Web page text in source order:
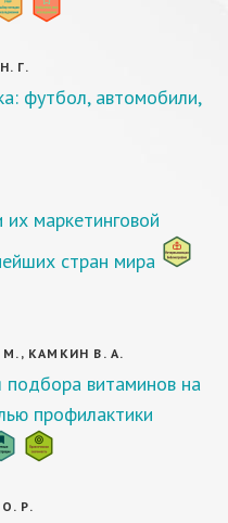
Г.
футбол, автомобили,
маркетинговой
стран мира
М., КАМКИН В. А.
витаминов на
профилактики
Р.